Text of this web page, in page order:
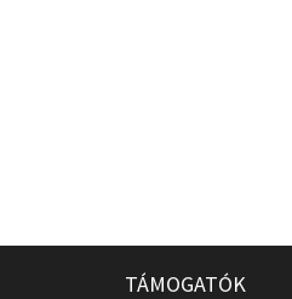
TÁMOGATÓK